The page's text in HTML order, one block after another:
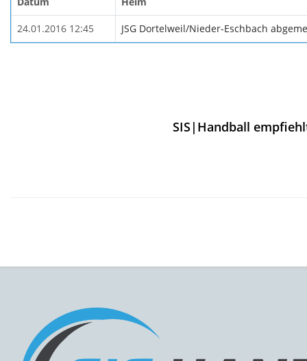
24.01.2016 12:45 JSG Dortelweil/Nieder-Eschbach
SIS|Handball